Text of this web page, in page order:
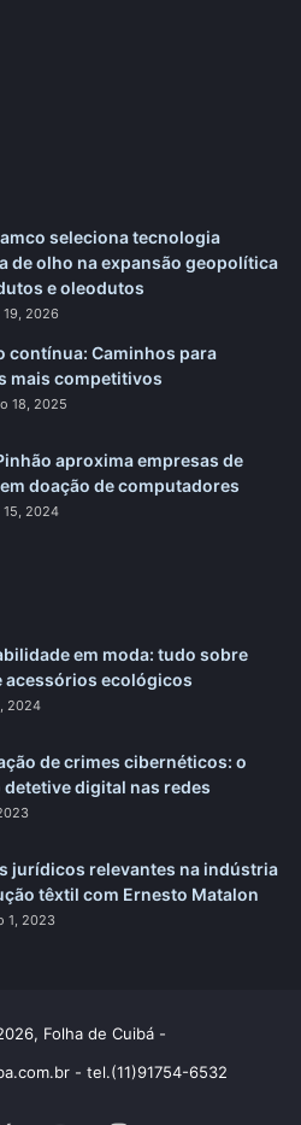
seleciona tecnologia
de olho na expansão geopolítica
e oleodutos
2026
contínua: Caminhos para
mais competitivos
18, 2025
aproxima empresas de
doação de computadores
15, 2024
em moda: tudo sobre
acessórios ecológicos
2024
de crimes cibernéticos: o
detetive digital nas redes
jurídicos relevantes na indústria
têxtil com Ernesto Matalon
1, 2023
Folha de Cuibá -
- tel.(11)91754-6532